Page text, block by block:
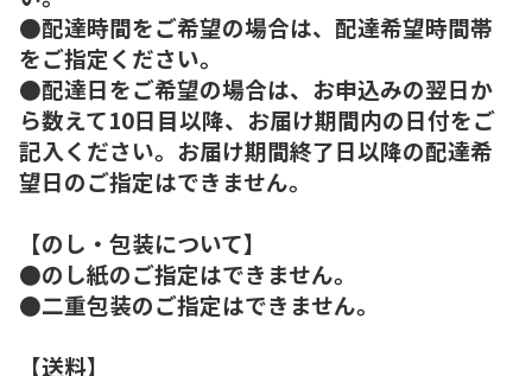
●配達時間をご希望の場合は、配達希望時間帯
をご指定ください。
●配達日をご希望の場合は、お申込みの翌日か
ら数えて10日目以降、お届け期間内の日付をご
記入ください。お届け期間終了日以降の配達希
望日のご指定はできません。
【のし・包装について】
●のし紙のご指定はできません。
●二重包装のご指定はできません。
【送料】